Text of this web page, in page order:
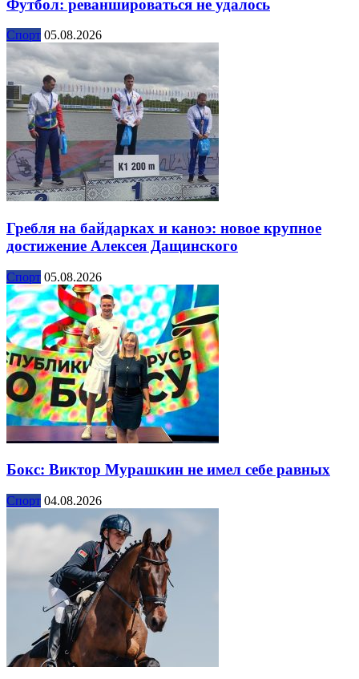
Футбол: реваншироваться не удалось
Спорт 05.08.2026
Гребля на байдарках и каноэ: новое крупное
достижение Алексея Дащинского
Спорт 05.08.2026
Бокс: Виктор Мурашкин не имел себе равных
Спорт 04.08.2026